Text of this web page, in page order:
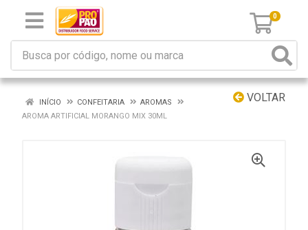
0
VOLTAR
INÍCIO CONFEITARIA
AROMAS
AROMA ARTIFICIAL MORANGO MIX 30ML